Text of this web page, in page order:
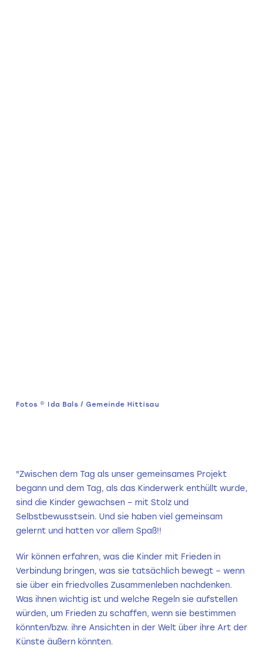
Fotos © Ida Bals / Gemeinde Hittisau
"Zwischen dem Tag als unser gemeinsames Projekt
begann und dem Tag, als das Kinderwerk enthüllt wurde,
sind die Kinder gewachsen – mit Stolz und
Selbstbewusstsein. Und sie haben viel gemeinsam
gelernt und hatten vor allem Spaß!!
Wir können erfahren, was die Kinder mit Frieden in
Verbindung bringen, was sie tatsächlich bewegt – wenn
sie über ein friedvolles Zusammenleben nachdenken.
Was ihnen wichtig ist und welche Regeln sie aufstellen
würden, um Frieden zu schaffen, wenn sie bestimmen
könnten/bzw. ihre Ansichten in der Welt über ihre Art der
Künste äußern könnten.